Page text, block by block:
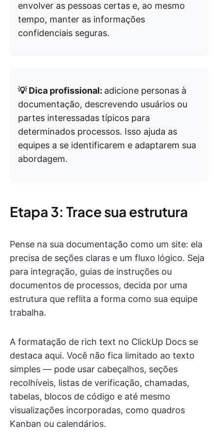
envolver as pessoas certas e, ao mesmo
tempo, manter as informações
confidenciais seguras.
💡 Dica profissional: adicione personas à
documentação, descrevendo usuários ou
partes interessadas típicos para
determinados processos. Isso ajuda as
equipes a se identificarem e adaptarem sua
abordagem.
Etapa 3: Trace sua estrutura
Pense na sua documentação como um site: ela
precisa de seções claras e um fluxo lógico. Seja
para integração, guias de instruções ou
documentos de processos, decida por uma
estrutura que reflita a forma como sua equipe
trabalha.
A formatação de rich text no ClickUp Docs se
destaca aqui. Você não fica limitado ao texto
simples — pode usar cabeçalhos, seções
recolhíveis, listas de verificação, chamadas,
tabelas, blocos de código e até mesmo
visualizações incorporadas, como quadros
Kanban ou calendários.